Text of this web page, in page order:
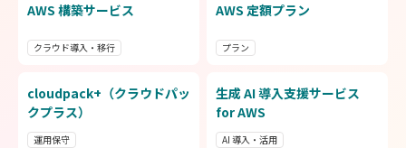
AWS 構築サービス
クラウド導入・移行
AWS 定額プラン
プラン
cloudpack+（クラウドパッ
クプラス）
運用保守
生成 AI 導入支援サービス
for AWS
AI 導入・活用